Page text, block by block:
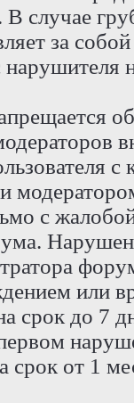
В случае
за
с
или
срок до 7
срок от 1